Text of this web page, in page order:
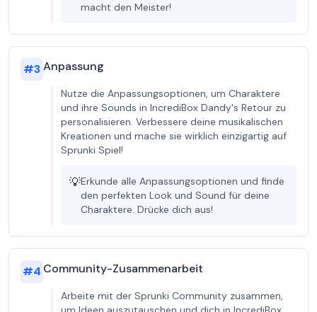
macht den Meister!
#3Anpassung
Nutze die Anpassungsoptionen, um Charaktere
und ihre Sounds in IncrediBox Dandy's Retour zu
personalisieren. Verbessere deine musikalischen
Kreationen und mache sie wirklich einzigartig auf
Sprunki Spiel!
💡Erkunde alle Anpassungsoptionen und finde
den perfekten Look und Sound für deine
Charaktere. Drücke dich aus!
#4 Community-Zusammenarbeit
Arbeite mit der Sprunki Community zusammen,